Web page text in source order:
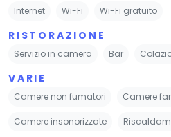
Internet Wi-Fi Wi-Fi gratuito
RISTORAZIONE
Servizio in camera Bar
VARIE
Camere non fumatori Camere
Camere insonorizzate